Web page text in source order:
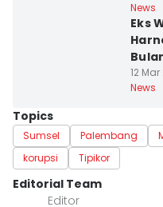
News
Eks
12 Mar
News
Topics
Sumsel Palembang
korupsi
Tipikor
Editorial Team
Editor